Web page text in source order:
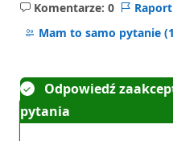
Komentarze: 0
Brak
komentarzy
Raport
Mam to samo pytanie
Odpowiedź
pytania